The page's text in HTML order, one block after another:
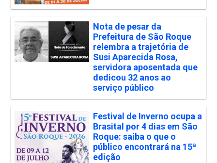
Nota de pesar da
Prefeitura de São Roque
relembra a trajetória de
Susi Aparecida Rosa,
servidora aposentada que
dedicou 32 anos ao
serviço público
Festival de Inverno ocupa a
Brasital por 4 dias em São
Roque: saiba o que o
público encontrará na 15ª
edição